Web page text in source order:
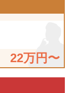
22万円〜